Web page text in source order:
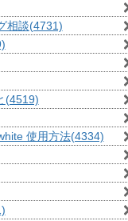
相談(4731)
(4519)
使用方法(4334)